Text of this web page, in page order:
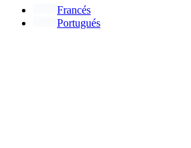
Francés
Portugués